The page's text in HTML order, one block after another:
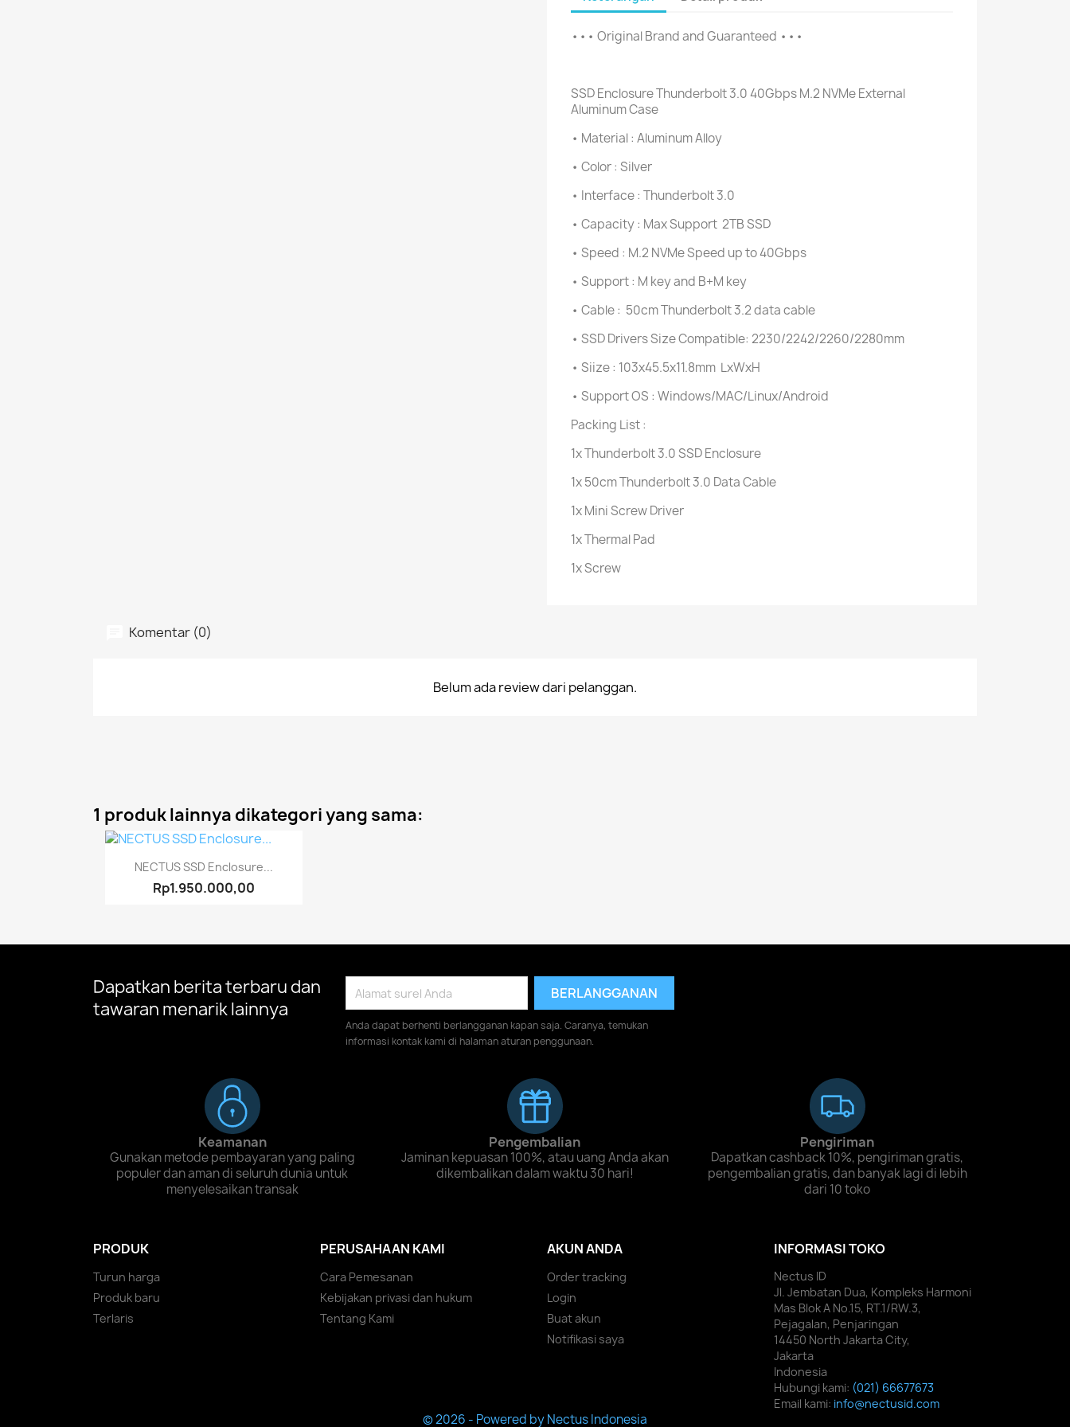
••• Original Brand and Guaranteed •••
SSD Enclosure Thunderbolt 3.0 40Gbps M.2 NVMe External
Aluminum Case
• Material : Aluminum Alloy
• Color : Silver
• Interface : Thunderbolt 3.0
• Capacity : Max Support 2TB SSD
• Speed : M.2 NVMe Speed up to 40Gbps
• Support : M key and B+M key
• Cable : 50cm Thunderbolt 3.2 data cable
• SSD Drivers Size Compatible: 2230/2242/2260/2280mm
• Siize : 103x45.5x11.8mm LxWxH
• Support OS : Windows/MAC/Linux/Android
Packing List :
1x Thunderbolt 3.0 SSD Enclosure
1x 50cm Thunderbolt 3.0 Data Cable
1x Mini Screw Driver
1x Thermal Pad
1x Screw
Komentar (0)
Belum ada review dari pelanggan.
1 produk lainnya dikategori yang sama:
Quick view
NECTUS SSD Enclosure...
Rp1.950.000,00
Dapatkan berita terbaru dan
tawaran menarik lainnya
Anda dapat berhenti berlangganan kapan saja. Caranya, temukan
informasi kontak kami di halaman aturan penggunaan.
Keamanan
Gunakan metode pembayaran yang paling
populer dan aman di seluruh dunia untuk
menyelesaikan transak
Pengembalian
Jaminan kepuasan 100%, atau uang Anda akan
dikembalikan dalam waktu 30 hari!
Pengiriman
Dapatkan cashback 10%, pengiriman gratis,
pengembalian gratis, dan banyak lagi di lebih
dari 10 toko
PRODUK
Turun harga
Produk baru
Terlaris
PERUSAHAAN KAMI
Cara Pemesanan
Kebijakan privasi dan hukum
Tentang Kami
AKUN ANDA
Order tracking
Login
Buat akun
Notifikasi saya
INFORMASI TOKO
Nectus ID
Jl. Jembatan Dua, Kompleks Harmoni
Mas Blok A No.15, RT.1/RW.3,
Pejagalan, Penjaringan
14450 North Jakarta City,
Jakarta
Indonesia
Hubungi kami: (021) 66677673
Email kami: info@nectusid.com
© 2026 - Powered by Nectus Indonesia